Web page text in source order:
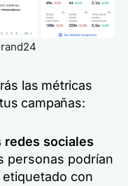
las métricas
campañas:
redes sociales
personas podrían
con